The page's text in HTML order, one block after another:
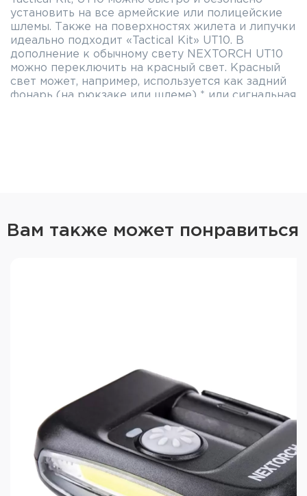
установить на все армейские или полицейские
шлемы. Также на поверхностях жилета и липучки
идеально подходит «Tactical Kit» UT10. В
дополнение к обычному свету NEXTORCH UT10
можно переключить на красный свет. Красный
свет может, например, используется как задний
фонарь (на рюкзаке или шлеме) * или сигнальная
Вам также может понравиться